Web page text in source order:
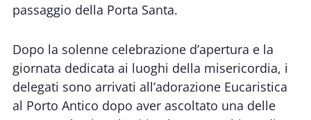
passaggio della Porta Santa.
Dopo la solenne celebrazione d’apertura e la
giornata dedicata ai luoghi della misericordia, i
delegati sono arrivati all’adorazione Eucaristica
al Porto Antico dopo aver ascoltato una delle